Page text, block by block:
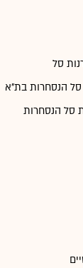
סל
הנסחרות בת"א
סל הנסחרות